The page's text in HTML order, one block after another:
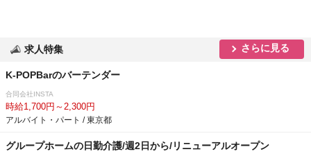
求人特集 さらに見る
K-POPBarのバーテンダー
合同会社INSTA
時給1,700円～2,300円
アルバイト・パート / 東京都
グループホームの日勤介護/週2日から/リニューアルオープン